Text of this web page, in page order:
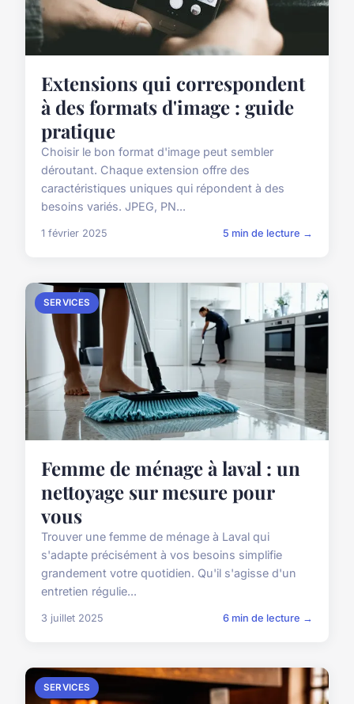
Extensions qui correspondent
à des formats d'image : guide
pratique
Choisir le bon format d'image peut sembler
déroutant. Chaque extension offre des
caractéristiques uniques qui répondent à des
besoins variés. JPEG, PN...
1 février 2025 5 min de lecture →
SERVICES
Femme de ménage à laval : un
nettoyage sur mesure pour
vous
Trouver une femme de ménage à Laval qui
s'adapte précisément à vos besoins simplifie
grandement votre quotidien. Qu'il s'agisse d'un
entretien régulie...
3 juillet 2025 6 min de lecture →
SERVICES